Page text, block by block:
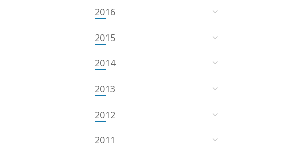
2016
2015
2014
2013
2012
2011